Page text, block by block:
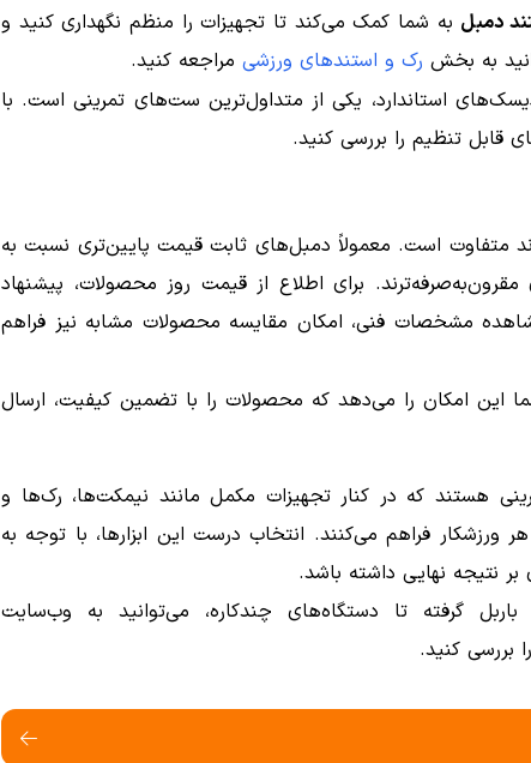
دمبل به شما کمک می‌کند تا تجهیزات را منظم نگهداری کنید و
به بخش رک و استندهای ورزشی مراجعه کنید.
استاندارد، یکی از متداول‌ترین ست‌های تمرینی است. با
قابل تنظیم را بررسی کنید.
متفاوت است. معمولاً دمبل‌های ثابت قیمت پایین‌تری نسبت به
برای اطلاع از قیمت روز محصولات، پیشنهاد
مشخصات فنی، امکان مقایسه محصولات مشابه نیز فراهم
این امکان را می‌دهد که محصولات را با تضمین کیفیت، ارسال
هستند که در کنار تجهیزات مکمل مانند نیمکت‌ها، رک‌ها و
ورزشکار فراهم می‌کنند. انتخاب درست این ابزارها، با توجه به
نتیجه نهایی داشته باشد.
گرفته تا دستگاه‌های چندکاره، می‌توانید به وب‌سایت
بررسی کنید.